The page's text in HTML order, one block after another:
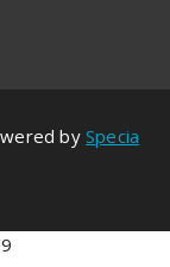
by Specia